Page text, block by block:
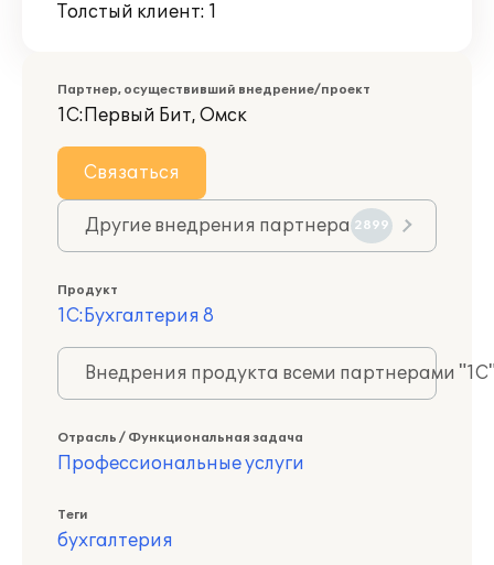
Толстый клиент: 1
Партнер, осуществивший внедрение/проект
1С:Первый Бит, Омск
Связаться
Другие внедрения партнера 2899
Продукт
1С:Бухгалтерия 8
Внедрения продукта всеми партнерами
Отрасль / Функциональная задача
Профессиональные услуги
Теги
бухгалтерия